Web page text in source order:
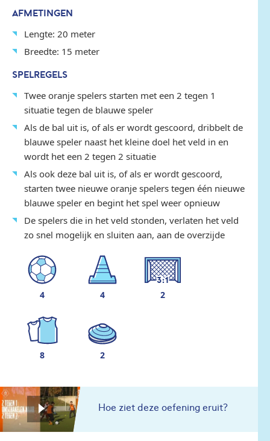
AFMETINGEN
Lengte: 20 meter
Breedte: 15 meter
SPELREGELS
Twee oranje spelers starten met een 2 tegen 1
situatie tegen de blauwe speler
Als de bal uit is, of als er wordt gescoord, dribbelt de
blauwe speler naast het kleine doel het veld in en
wordt het een 2 tegen 2 situatie
Als ook deze bal uit is, of als er wordt gescoord,
starten twee nieuwe oranje spelers tegen één nieuwe
blauwe speler en begint het spel weer opnieuw
De spelers die in het veld stonden, verlaten het veld
zo snel mogelijk en sluiten aan, aan de overzijde
4 4 2
8 2
Hoe ziet deze oefening eruit?